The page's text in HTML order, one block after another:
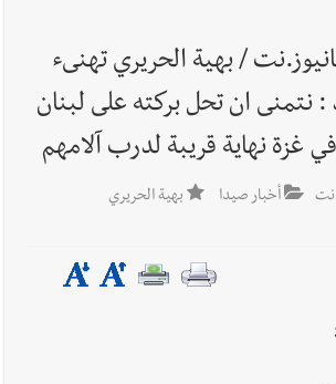
غائم جزئيا مع انخفاض طفيف بالحرارة
الداخلي : كمائن لشعبة المعلومات تُسفر عن
/ بهية الحريري تهنىء
: نتمنى ان تحل بركته على لبنان
غزة نهاية قريبة لدرب آلامهم
أخبار صيدا
بهية الحريري